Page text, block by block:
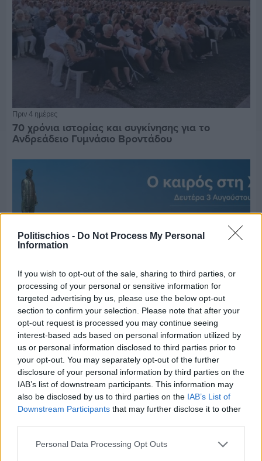
Politischios - Do Not Process My Personal
Information
If you wish to opt-out of the sale, sharing to third parties, or
processing of your personal or sensitive information for
targeted advertising by us, please use the below opt-out
section to confirm your selection. Please note that after your
opt-out request is processed you may continue seeing
interest-based ads based on personal information utilized by
us or personal information disclosed to third parties prior to
your opt-out. You may separately opt-out of the further
disclosure of your personal information by third parties on the
IAB’s list of downstream participants. This information may
also be disclosed by us to third parties on the IAB’s List of
Downstream Participants that may further disclose it to other
Personal Data Processing Opt Outs
Πριν 4 ημέρες
70 χρόνια ιστορίας και συγκίνησης για το
Ανδρεάδειο Γυμνάσιο Βροντάδου
Ο καιρός στη Χίο, σήμερα 3 Αυγούστου 2026
Διαφήμιση